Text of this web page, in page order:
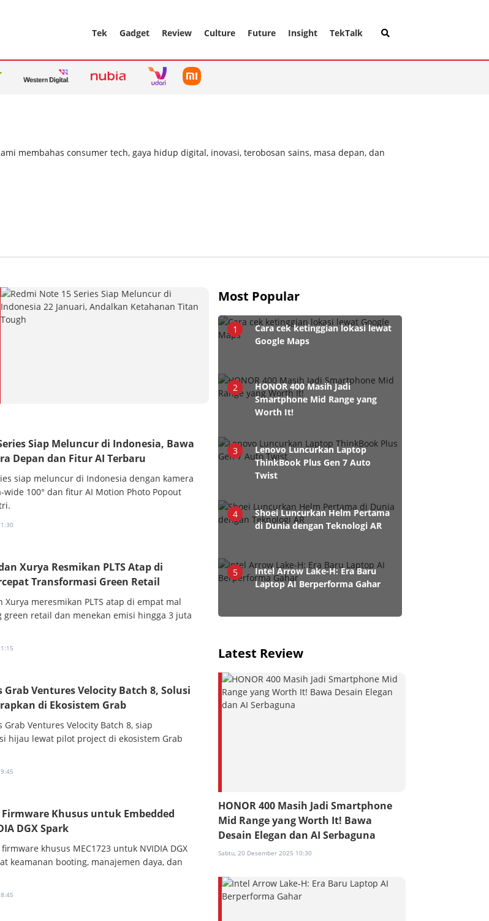
Tek Gadget Review Culture Future Insight TekTalk
membahas consumer tech, gaya hidup digital, inovasi, terobosan sains, masa depan, dan
Siap Meluncur di Indonesia, Bawa
Depan dan Fitur AI Terbaru
siap meluncur di Indonesia dengan kamera
100° dan fitur AI Motion Photo Popout
Xurya Resmikan PLTS Atap di
Transformasi Green Retail
Xurya meresmikan PLTS atap di empat mal
green retail dan menekan emisi hingga 3 juta
Ventures Velocity Batch 8, Solusi
di Ekosistem Grab
Ventures Velocity Batch 8, siap
hijau lewat pilot project di ekosistem Grab
Khusus untuk Embedded
DGX Spark
khusus MEC1723 untuk NVIDIA DGX
keamanan booting, manajemen daya, dan
Most Popular
1
Cara cek ketinggian lokasi lewat
Google Maps
2
HONOR 400 Masih Jadi
Smartphone Mid Range yang
Worth It!
3
Lenovo Luncurkan Laptop
ThinkBook Plus Gen 7 Auto
Twist
4
Shoei Luncurkan Helm Pertama
di Dunia dengan Teknologi AR
5
Intel Arrow Lake-H: Era Baru
Laptop AI Berperforma Gahar
Latest Review
HONOR 400 Masih Jadi Smartphone
Mid Range yang Worth It! Bawa
Desain Elegan dan AI Serbaguna
Sabtu, 20 Desember 2025 10:30